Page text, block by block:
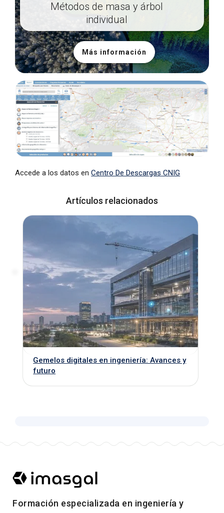
Métodos de masa y árbol
individual
Más información
Accede a los datos enCentro De Descargas CNIG
Artículos relacionados
Gemelos digitales en ingeniería: Avances y
futuro
Formación especializada en ingeniería y